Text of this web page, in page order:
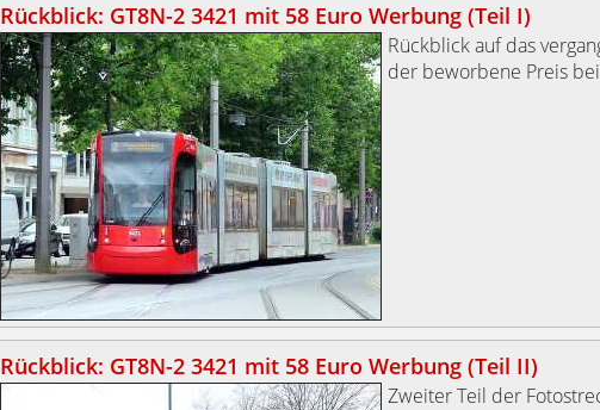
Rückblick: GT8N-2 3421 mit 58 Euro Werbung (Teil I)
Rückblick auf das
der beworbene Preis
Rückblick: GT8N-2 3421 mit 58 Euro Werbung (Teil II)
Zweiter Teil der